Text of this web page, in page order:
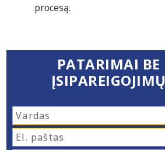
procesą.
PATARIMAI BE
ĮSIPAREIGOJIMŲ